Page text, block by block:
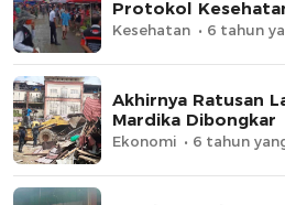
Protokol
Kesehatan 6 tahun
Akhirnya Ratusan
Mardika Dibongkar
Ekonomi 6 tahun